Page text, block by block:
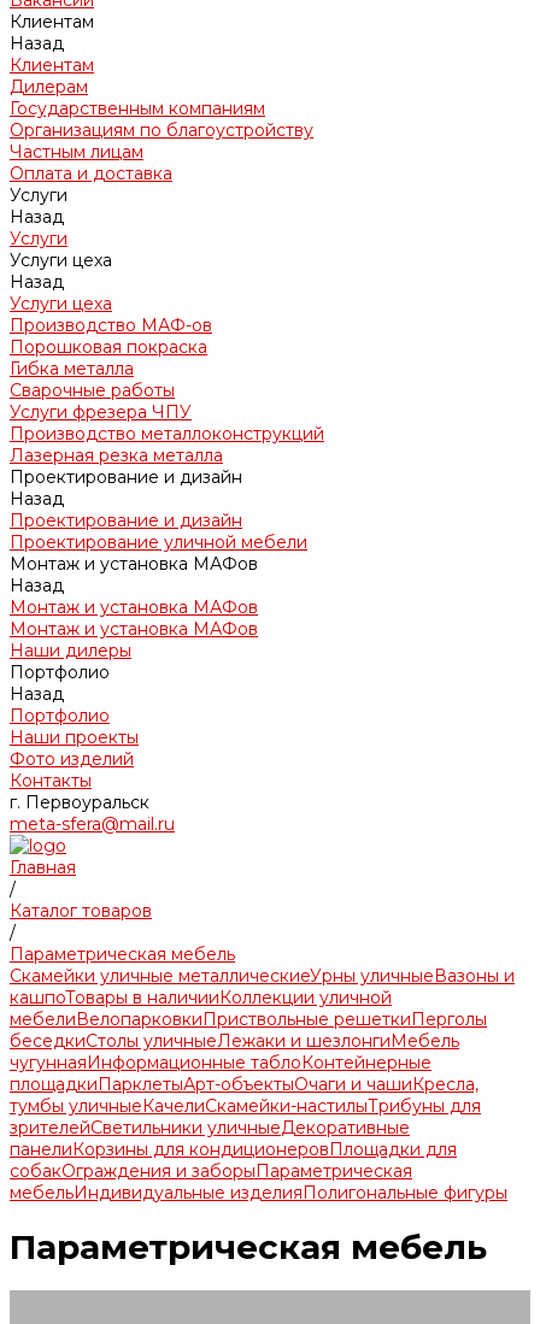
Клиентам
Назад
Клиентам
Дилерам
Государственным компаниям
Организациям по благоустройству
Частным лицам
Оплата и доставка
Услуги
Назад
Услуги
Услуги цеха
Назад
Услуги цеха
Производство МАФ-ов
Порошковая покраска
Гибка металла
Сварочные работы
Услуги фрезера ЧПУ
Производство металлоконструкций
Лазерная резка металла
Проектирование и дизайн
Назад
Проектирование и дизайн
Проектирование уличной мебели
Монтаж и установка МАФов
Назад
Монтаж и установка МАФов
Монтаж и установка МАФов
Наши дилеры
Портфолио
Назад
Портфолио
Наши проекты
Фото изделий
Контакты
г. Первоуральск
meta-sfera@mail.ru
Главная
/
Каталог товаров
/
Параметрическая мебель
Скамейки уличные металлическиеУрны уличныеВазоны и
кашпоТовары в наличииКоллекции уличной
мебелиВелопарковкиПриствольные решеткиПерголы
беседкиСтолы уличныеЛежаки и шезлонгиМебель
чугуннаяИнформационные таблоКонтейнерные
площадкиПарклетыАрт-объектыОчаги и чашиКресла,
тумбы уличныеКачелиСкамейки-настилыТрибуны для
зрителейСветильники уличныеДекоративные
панелиКорзины для кондиционеровПлощадки для
собакОграждения и заборыПараметрическая
мебельИндивидуальные изделияПолигональные фигуры
Параметрическая мебель